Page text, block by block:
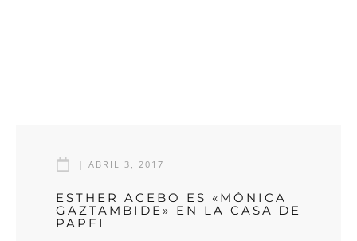
| ABRIL 3, 2017
ESTHER ACEBO ES «MÓNICA
GAZTAMBIDE» EN LA CASA DE
PAPEL